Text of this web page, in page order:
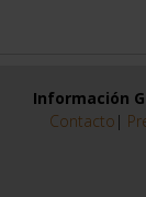
Información
Contacto |